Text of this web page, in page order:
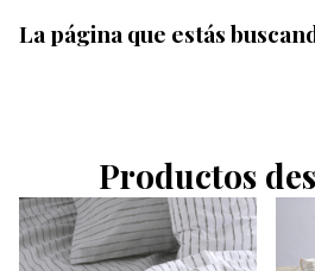
La página que estás
Productos